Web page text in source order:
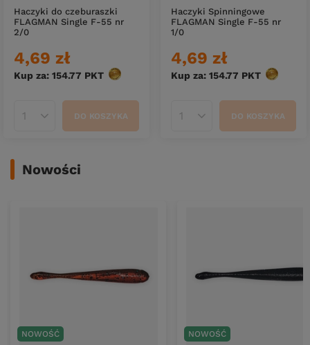
Haczyki do czeburaszki
FLAGMAN Single F-55 nr
2/0
4,69 zł
Kup za: 154.77 PKT punktów
Ilość produktówDO KOSZYKA
Haczyki Spinningowe
FLAGMAN Single F-55 nr
1/0
4,69 zł
Kup za: 154.77 PKT punktów
Ilość produktówDO KOSZYKA
Nowości
NOWOŚĆ NOWOŚĆ